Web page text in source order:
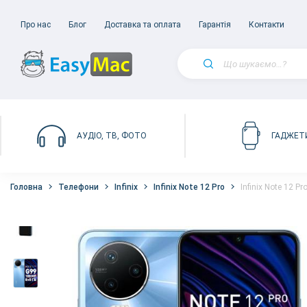
Про нас Блог Доставка та оплата Гарантія Контакти
АУДІО, ТВ, ФОТО
Головна Телефони Infinix Infinix Note 12 Pro Infinix Note 12